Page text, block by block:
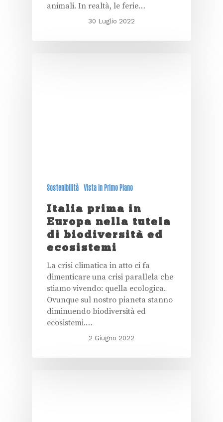
animali. In realtà, le ferie…
30 Luglio 2022
Sostenibilità Vista in Primo Piano
Italia prima in
Europa nella tutela
di biodiversità ed
ecosistemi
La crisi climatica in atto ci fa
dimenticare una crisi parallela che
stiamo vivendo: quella ecologica.
Ovunque sul nostro pianeta stanno
diminuendo biodiversità ed
ecosistemi.…
2 Giugno 2022